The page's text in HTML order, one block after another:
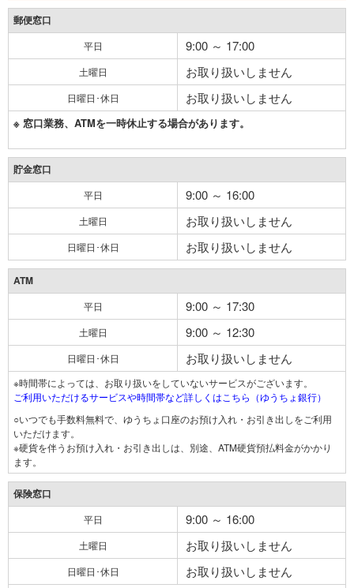
郵便窓口
平日 9:00 ～ 17:00
土曜日 お取り扱いしません
日曜日･休日 お取り扱いしません
※ 窓口業務、ATMを一時休止する場合があります。
貯金窓口
平日 9:00 ～ 16:00
土曜日 お取り扱いしません
日曜日･休日 お取り扱いしません
ATM
平日 9:00 ～ 17:30
土曜日 9:00 ～ 12:30
日曜日･休日 お取り扱いしません
※時間帯によっては、お取り扱いをしていないサービスがございます。
ご利用いただけるサービスや時間帯など詳しくはこちら（ゆうちょ銀行）
○いつでも手数料無料で、ゆうちょ口座のお預け入れ・お引き出しをご利用
いただけます。
※硬貨を伴うお預け入れ・お引き出しは、別途、ATM硬貨預払料金がかかり
ます。
保険窓口
平日 9:00 ～ 16:00
土曜日 お取り扱いしません
日曜日･休日 お取り扱いしません